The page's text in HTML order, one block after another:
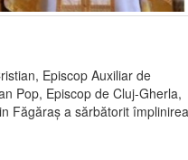
Episcop Auxiliar de
Pop, Episcop de Cluj-Gherla,
Făgăraș a sărbătorit împlinirea